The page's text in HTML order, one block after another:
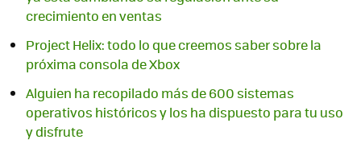
crecimiento en ventas
Project Helix: todo lo que creemos saber sobre la
próxima consola de Xbox
Alguien ha recopilado más de 600 sistemas
operativos históricos y los ha dispuesto para tu uso
y disfrute